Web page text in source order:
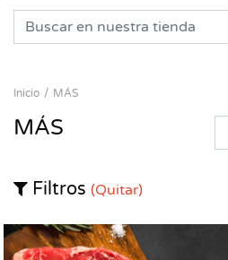
Inicio MÁS
MÁS
Filtros (Quitar)